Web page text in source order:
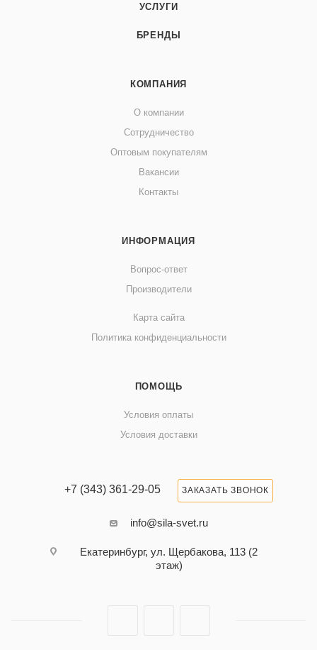
УСЛУГИ
БРЕНДЫ
КОМПАНИЯ
О компании
Сотрудничество
Оптовым покупателям
Вакансии
Контакты
ИНФОРМАЦИЯ
Вопрос-ответ
Производители
Карта сайта
Политика конфиденциальности
ПОМОЩЬ
Условия оплаты
Условия доставки
+7 (343) 361-29-05 ЗАКАЗАТЬ ЗВОНОК
info@sila-svet.ru
Екатеринбург, ул. Щербакова, 113 (2
этаж)